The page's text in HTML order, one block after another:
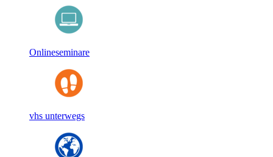
Onlineseminare
vhs unterwegs